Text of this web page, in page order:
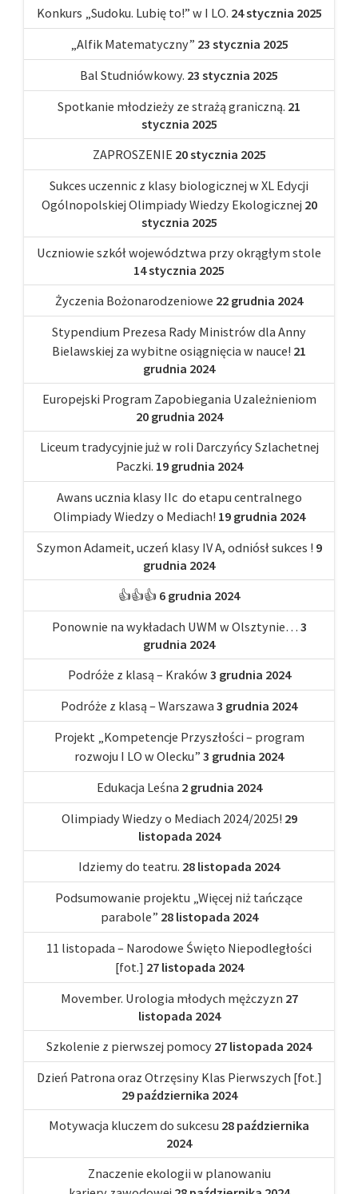
Konkurs „Sudoku. Lubię to!” w I LO. 24 stycznia 2025
„Alfik Matematyczny” 23 stycznia 2025
Bal Studniówkowy. 23 stycznia 2025
Spotkanie młodzieży ze strażą graniczną. 21
stycznia 2025
ZAPROSZENIE 20 stycznia 2025
Sukces uczennic z klasy biologicznej w XL Edycji
Ogólnopolskiej Olimpiady Wiedzy Ekologicznej 20
stycznia 2025
Uczniowie szkół województwa przy okrągłym stole
14 stycznia 2025
Życzenia Bożonarodzeniowe 22 grudnia 2024
Stypendium Prezesa Rady Ministrów dla Anny
Bielawskiej za wybitne osiągnięcia w nauce! 21
grudnia 2024
Europejski Program Zapobiegania Uzależnieniom
20 grudnia 2024
Liceum tradycyjnie już w roli Darczyńcy Szlachetnej
Paczki. 19 grudnia 2024
Awans ucznia klasy IIc do etapu centralnego
Olimpiady Wiedzy o Mediach! 19 grudnia 2024
Szymon Adameit, uczeń klasy IV A, odniósł sukces ! 9
grudnia 2024
👍👍👍 6 grudnia 2024
Ponownie na wykładach UWM w Olsztynie… 3
grudnia 2024
Podróże z klasą – Kraków 3 grudnia 2024
Podróże z klasą – Warszawa 3 grudnia 2024
Projekt „Kompetencje Przyszłości – program
rozwoju I LO w Olecku” 3 grudnia 2024
Edukacja Leśna 2 grudnia 2024
Olimpiady Wiedzy o Mediach 2024/2025! 29
listopada 2024
Idziemy do teatru. 28 listopada 2024
Podsumowanie projektu „Więcej niż tańczące
parabole” 28 listopada 2024
11 listopada – Narodowe Święto Niepodległości
[fot.] 27 listopada 2024
Movember. Urologia młodych mężczyzn 27
listopada 2024
Szkolenie z pierwszej pomocy 27 listopada 2024
Dzień Patrona oraz Otrzęsiny Klas Pierwszych [fot.]
29 października 2024
Motywacja kluczem do sukcesu 28 października
2024
Znaczenie ekologii w planowaniu